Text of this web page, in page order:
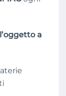
l’oggetto a